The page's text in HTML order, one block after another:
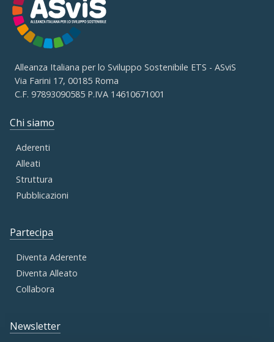
Alleanza Italiana per lo Sviluppo Sostenibile ETS - ASviS
Via Farini 17, 00185 Roma
C.F. 97893090585 P.IVA 14610671001
Chi siamo
Aderenti
Alleati
Struttura
Pubblicazioni
Partecipa
Diventa Aderente
Diventa Alleato
Collabora
Newsletter